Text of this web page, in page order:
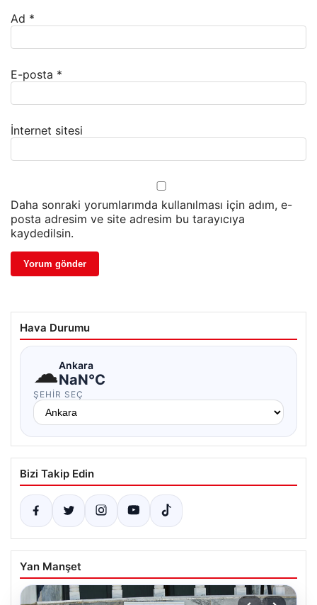
Ad *
E-posta *
İnternet sitesi
Daha sonraki yorumlarımda kullanılması için adım, e-
posta adresim ve site adresim bu tarayıcıya
kaydedilsin.
Hava Durumu
☁Ankara
NaN°C
ŞEHIR SEÇ
Bizi Takip Edin
Yan Manşet